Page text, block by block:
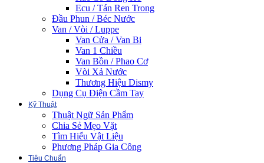
Ecu / Tán Ren Trong
Đầu Phun / Béc Nước
Van / Vòi / Luppe
Van Cửa / Van Bi
Van 1 Chiều
Van Bồn / Phao Cơ
Vòi Xả Nước
Thương Hiệu Dismy
Dụng Cụ Điện Cầm Tay
Kỹ Thuật
Thuật Ngữ Sản Phẩm
Chia Sẻ Mẹo Vặt
Tìm Hiểu Vật Liệu
Phương Pháp Gia Công
Tiêu Chuẩn